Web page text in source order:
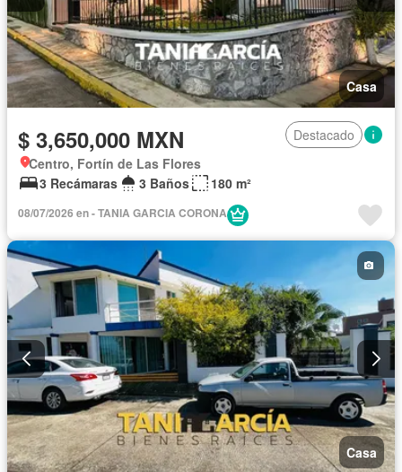
Casa
$ 3,650,000 MXN
Destacado
Centro, Fortín de Las Flores
3 Recámaras
3 Baños 180 m²
08/07/2026 en - TANIA GARCIA CORONA
Casa